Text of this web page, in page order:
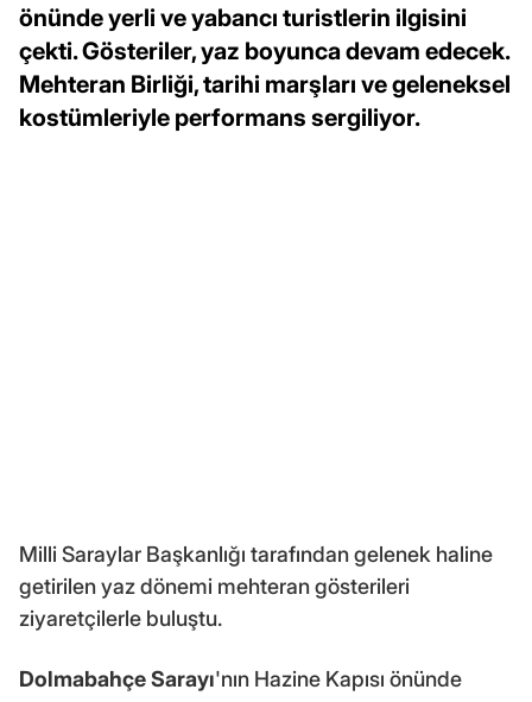
önünde yerli ve yabancı turistlerin ilgisini
çekti. Gösteriler, yaz boyunca devam edecek.
Mehteran Birliği, tarihi marşları ve geleneksel
kostümleriyle performans sergiliyor.
Milli Saraylar Başkanlığı tarafından gelenek haline
getirilen yaz dönemi mehteran gösterileri
ziyaretçilerle buluştu.
Dolmabahçe Sarayı'nın Hazine Kapısı önünde